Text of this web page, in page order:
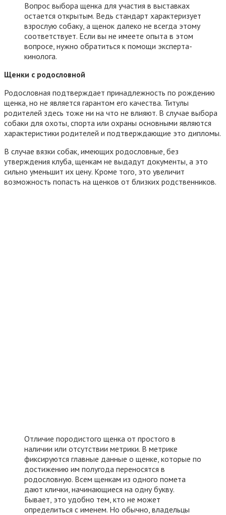
Вопрос выбора щенка для участия в выставках
остается открытым. Ведь стандарт характеризует
взрослую собаку, а щенок далеко не всегда этому
соответствует. Если вы не имеете опыта в этом
вопросе, нужно обратиться к помощи эксперта-
кинолога.
Щенки с родословной
Родословная подтверждает принадлежность по рождению
щенка, но не является гарантом его качества. Титулы
родителей здесь тоже ни на что не влияют. В случае выбора
собаки для охоты, спорта или охраны основными являются
характеристики родителей и подтверждающие это дипломы.
В случае вязки собак, имеющих родословные, без
утверждения клуба, щенкам не выдадут документы, а это
сильно уменьшит их цену. Кроме того, это увеличит
возможность попасть на щенков от близких родственников.
Отличие породистого щенка от простого в
наличии или отсутствии метрики. В метрике
фиксируются главные данные о щенке, которые по
достижению им полугода переносятся в
родословную. Всем щенкам из одного помета
дают клички, начинающиеся на одну букву.
Бывает, это удобно тем, кто не может
определиться с именем. Но обычно, владельцы